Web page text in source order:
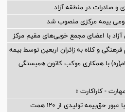
و صادرات در منطقه آزاد
بیمه مرکزی منصوب شد
آزاد با اعضای مجمع خویی‌های مقیم مرکز
و کلاه به زائران اربعین توسط بیمه
با همکاری موکب کانون همبستگی
- کاراکارت »
حق‌بیمه تولیدی از 120 همت